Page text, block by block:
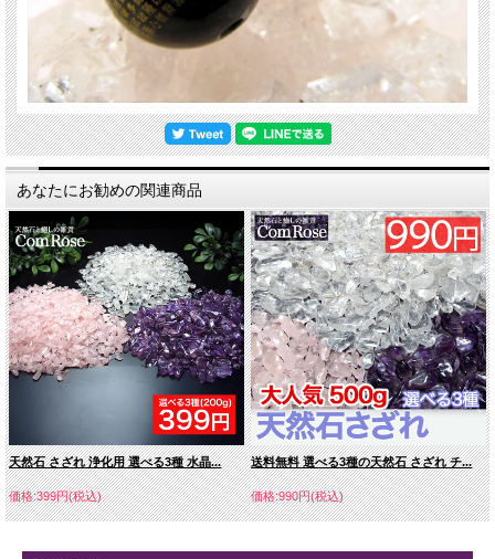
あなたにお勧めの関連商品
天然石 さざれ 浄化用 選べる3種 水晶...
価格:399円(税込)
送料無料 選べる3種の天然石 さざれ チ...
価格:990円(税込)